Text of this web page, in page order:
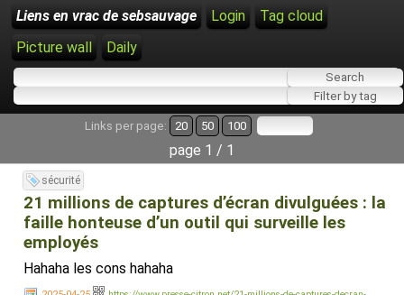
Liens en vrac de sebsauvage Login
Tag cloud
Picture wall
Daily
Links per page: 20 50 100
page 1 / 1
sécurité
21 millions de captures d’écran divulguées : la
faille honteuse d’un outil qui surveille les
employés
Hahaha les cons hahaha